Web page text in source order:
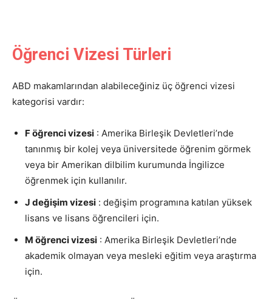
Öğrenci Vizesi Türleri
ABD makamlarından alabileceğiniz üç öğrenci vizesi
kategorisi vardır:
F öğrenci vizesi : Amerika Birleşik Devletleri’nde
tanınmış bir kolej veya üniversitede öğrenim görmek
veya bir Amerikan dilbilim kurumunda İngilizce
öğrenmek için kullanılır.
J değişim vizesi : değişim programına katılan yüksek
lisans ve lisans öğrencileri için.
M öğrenci vizesi : Amerika Birleşik Devletleri’nde
akademik olmayan veya mesleki eğitim veya araştırma
için.